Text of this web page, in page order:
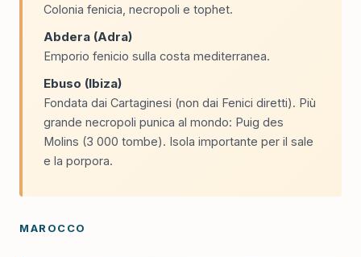
Colonia fenicia, necropoli e tophet.
Abdera (Adra)
Emporio fenicio sulla costa mediterranea.
Ebuso (Ibiza)
Fondata dai Cartaginesi (non dai Fenici diretti). Più
grande necropoli punica al mondo: Puig des
Molins (3 000 tombe). Isola importante per il sale
e la porpora.
MAROCCO